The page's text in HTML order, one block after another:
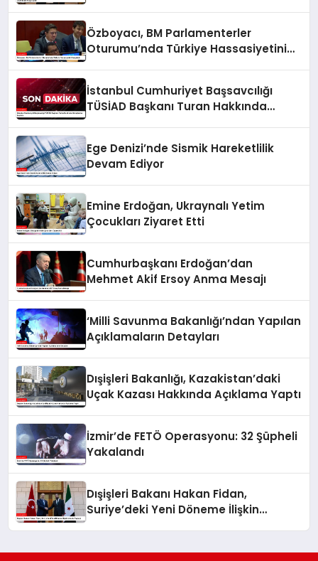
Özboyacı, BM Parlamenterler
Oturumu’nda Türkiye Hassasiyetini
İstanbul Cumhuriyet Başsavcılığı
TÜSİAD Başkanı Turan Hakkında
Ege Denizi’nde Sismik Hareketlilik
Devam Ediyor
Emine Erdoğan, Ukraynalı Yetim
Çocukları Ziyaret Etti
Cumhurbaşkanı Erdoğan’dan
Mehmet Akif Ersoy Anma Mesajı
‘Milli Savunma Bakanlığı’ndan Yapılan
Açıklamaların Detayları
Dışişleri Bakanlığı, Kazakistan’daki
Uçak Kazası Hakkında Açıklama Yaptı
İzmir’de FETÖ Operasyonu: 32 Şüpheli
Yakalandı
Dışişleri Bakanı Hakan Fidan,
Suriye’deki Yeni Döneme İlişkin